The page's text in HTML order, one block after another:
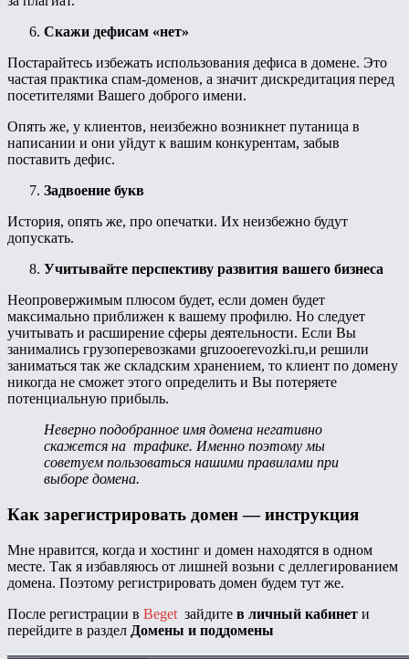
Скажи дефисам «нет»
Постарайтесь избежать использования дефиса в домене. Это
частая практика спам-доменов, а значит дискредитация перед
посетителями Вашего доброго имени.
Опять же, у клиентов, неизбежно возникнет путаница в
написании и они уйдут к вашим конкурентам, забыв
поставить дефис.
Задвоение букв
История, опять же, про опечатки. Их неизбежно будут
допускать.
Учитывайте перспективу развития вашего бизнеса
Неопровержимым плюсом будет, если домен будет
максимально приближен к вашему профилю. Но следует
учитывать и расширение сферы деятельности. Если Вы
занимались грузоперевозками gruzooerevozki.ru,и решили
заниматься так же складским хранением, то клиент по домену
никогда не сможет этого определить и Вы потеряете
потенциальную прибыль.
Неверно подобранное имя домена негативно
скажется на трафике. Именно поэтому мы
советуем пользоваться нашими правилами при
выборе домена.
Как зарегистрировать домен — инструкция
Мне нравится, когда и хостинг и домен находятся в одном
месте. Так я избавляюсь от лишней возьни с деллегированием
домена. Поэтому регистрировать домен будем тут же.
После регистрации в Beget зайдите в личный кабинет и
перейдите в раздел Домены и поддомены